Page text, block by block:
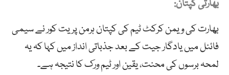
بھارتی کپتان:
بھارت کی ویمن کرکٹ ٹیم کی کپتان ہرمن پریت کور نے سیمی
فائنل میں یادگار جیت کے بعد جذباتی انداز میں کہا کہ یہ
لمحہ برسوں کی محنت، یقین اور ٹیم ورک کا نتیجہ ہے۔